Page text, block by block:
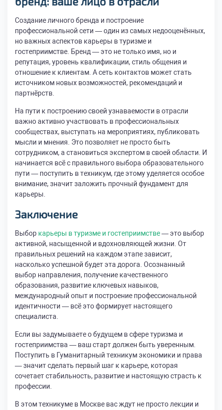
Создание личного бренда и построение
профессиональной сети — один из самых недооценённых,
но важных аспектов карьеры в туризме и
гостеприимстве. Бренд — это не только имя, но и
репутация, уровень квалификации, стиль общения и
отношение к клиентам. А сеть контактов может стать
источником новых возможностей, рекомендаций и
партнёрств.
На пути к построению своей узнаваемости в отрасли
важно активно участвовать в профессиональных
сообществах, выступать на мероприятиях, публиковать
мысли и мнения. Это позволяет не просто быть
сотрудником, а становиться экспертом в своей области. И
начинается всё с правильного выбора образовательного
пути — поступить в техникум, где этому уделяется особое
внимание, значит заложить прочный фундамент для
карьеры.
Заключение
Выбор карьеры в туризме и гостеприимстве— это выбор
активной, насыщенной и вдохновляющей жизни. От
правильных решений на каждом этапе зависит,
насколько успешной будет эта дорога. Осознанный
выбор направления, получение качественного
образования, развитие ключевых навыков,
международный опыт и построение профессиональной
идентичности — всё это формирует настоящего
специалиста.
Если вы задумываете о будущем в сфере туризма и
гостеприимства — ваш старт должен быть уверенным.
Поступить в Гуманитарный техникум экономики и права
— значит сделать первый шаг к карьере, которая
сочетает стабильность, развитие и настоящую страсть к
профессии.
В этом техникуме в Москве вас ждут не просто лекции и